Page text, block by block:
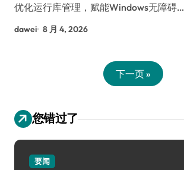
优化运行库管理，赋能Windows无障碍…
dawei 8 月 4, 2026
下一页 »
您错过了
要闻